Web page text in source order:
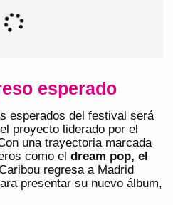
esperado
esperados del festival será
proyecto liderado por el
una trayectoria marcada
como el dream pop, el
regresa a Madrid
presentar su nuevo álbum,